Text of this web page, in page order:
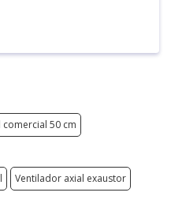
comercial 50 cm
Ventilador axial exaustor